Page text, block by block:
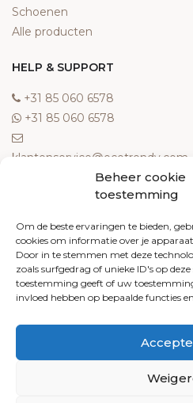
Beheer cookie
toestemming
Om de beste ervaringen te bieden,
cookies om informatie over je
Door in te stemmen met deze
zoals surfgedrag of unieke ID's op
toestemming geeft of uw
invloed hebben op bepaalde functies
Schoenen
Alle producten
HELP & SUPPORT
‎+31 85 060 6578
‎+31 85 060 6578
klantenservice@ecotrendy.com
Meest gestelde vragen
Contact
Algemene voorwaarden
Retourneren
Klachten
Privacy policy